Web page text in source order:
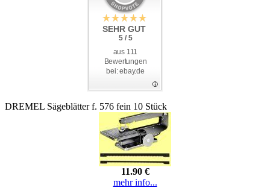
SEHR GUT
5 / 5
aus 111
Bewertungen
bei: ebay.de
DREMEL Sägeblätter f. 576 fein 10 Stück
11.90 €
mehr info...